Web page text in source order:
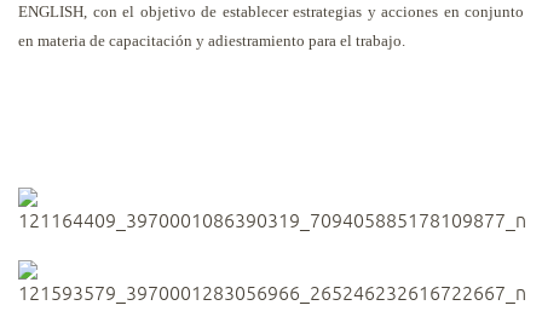
ENGLISH, con el objetivo de establecer estrategias y acciones en conjunto
en materia de capacitación y adiestramiento para el trabajo.